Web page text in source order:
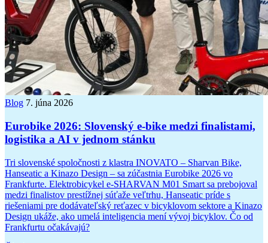
Blog 7. júna 2026
Eurobike 2026: Slovenský e-bike medzi finalistami,
logistika a AI v jednom stánku
Tri slovenské spoločnosti z klastra INOVATO – Sharvan Bike,
Hanseatic a Kinazo Design – sa zúčastnia Eurobike 2026 vo
Frankfurte. Elektrobicykel e-SHARVAN M01 Smart sa prebojoval
medzi finalistov prestížnej súťaže veľtrhu, Hanseatic príde s
riešeniami pre dodávateľský reťazec v bicyklovom sektore a Kinazo
Design ukáže, ako umelá inteligencia mení vývoj bicyklov. Čo od
Frankfurtu očakávajú?